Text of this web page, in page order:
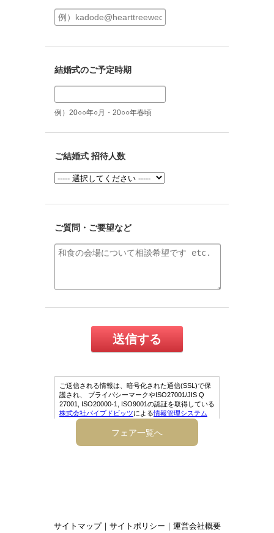
フェア一覧へ
サイトマップ｜ サイトポリシー ｜ 運営会社概要